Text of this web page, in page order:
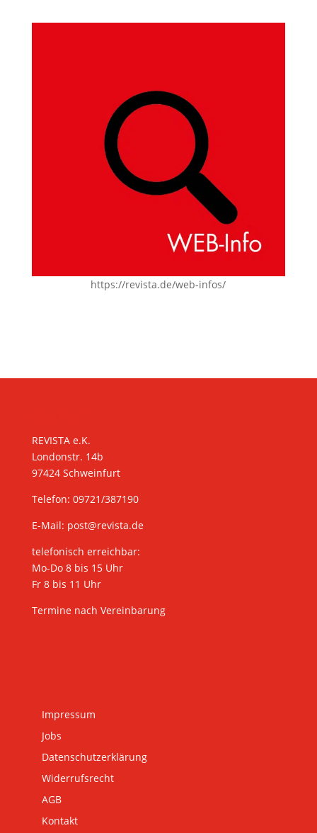
https://revista.de/web-infos/
REVISTA e.K.
Londonstr. 14b
97424 Schweinfurt
Telefon: 09721/387190
E-Mail: post@revista.de
telefonisch erreichbar:
Mo-Do 8 bis 15 Uhr
Fr 8 bis 11 Uhr
Termine nach Vereinbarung
Impressum
Jobs
Datenschutzerklärung
Widerrufsrecht
AGB
Kontakt